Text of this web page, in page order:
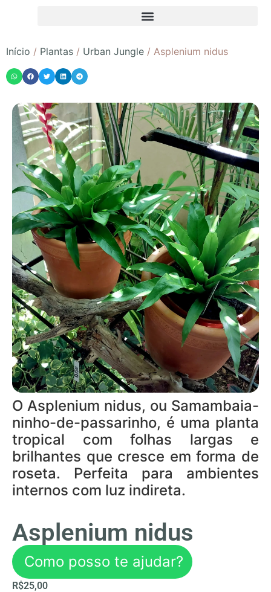
Início / Plantas / Urban Jungle / Asplenium nidus
O Asplenium nidus, ou Samambaia-
ninho-de-passarinho, é uma planta
tropical com folhas largas e
brilhantes que cresce em forma de
roseta. Perfeita para ambientes
internos com luz indireta.
Asplenium nidus
Como posso te ajudar?
R$25,00